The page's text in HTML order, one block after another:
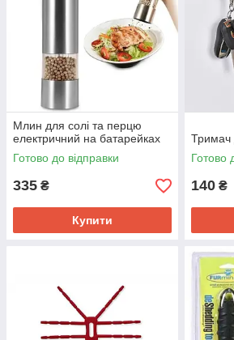
Млин для солі та перцю
електричний на батарейках
Готово до відправки
335 ₴
Купити
Тримач
Готово
140 ₴